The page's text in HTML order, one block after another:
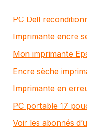
PC Dell
Imprimante encre
Mon imprimante
Encre sèche
Imprimante en
PC portable 17
Voir les abonnés